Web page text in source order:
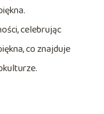
celebrując
co znajduje